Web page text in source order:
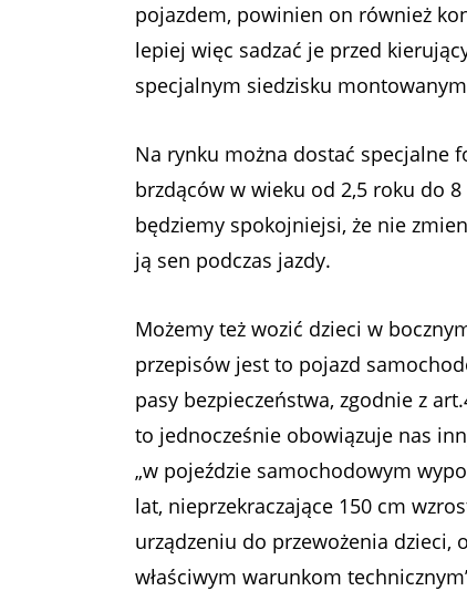
pojazdem, powinien on również
lepiej więc sadzać je przed
specjalnym siedzisku
Na rynku można dostać specjalne
brzdąców w wieku od 2,5 roku do
będziemy spokojniejsi, że nie
ją sen podczas jazdy.
Możemy też wozić dzieci w
przepisów jest to pojazd
pasy bezpieczeństwa, zgodnie z
to jednocześnie obowiązuje nas
„w pojeździe samochodowym
lat, nieprzekraczające 150 cm
urządzeniu do przewożenia dzieci,
właściwym warunkom